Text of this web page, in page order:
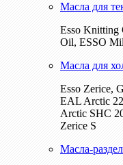
Масла для
Esso Knitting
Oil, ESSO
Масла для
Esso Zerice,
EAL Arctic
Arctic SHC
Zerice S
Масла-